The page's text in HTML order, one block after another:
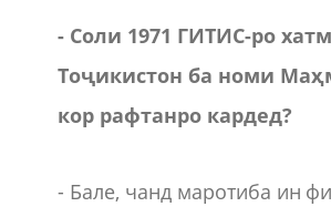
- Соли 1971 ГИТИС-ро
Тоҷикистон ба номи
кор рафтанро кардед?
- Бале, чанд маротиба ин